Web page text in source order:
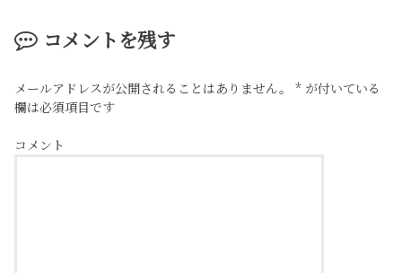
コメントを残す
メールアドレスが公開されることはありません。 * が付いている
欄は必須項目です
コメント